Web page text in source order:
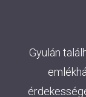
Gyulán